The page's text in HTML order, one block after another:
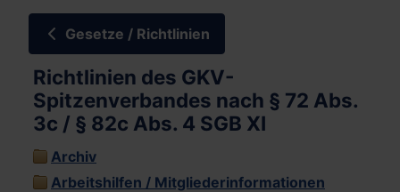
Gesetze / Richtlinien
Richtlinien des GKV-
Spitzenverbandes nach § 72 Abs.
3c / § 82c Abs. 4 SGB XI
Archiv
Arbeitshilfen / Mitgliederinformationen